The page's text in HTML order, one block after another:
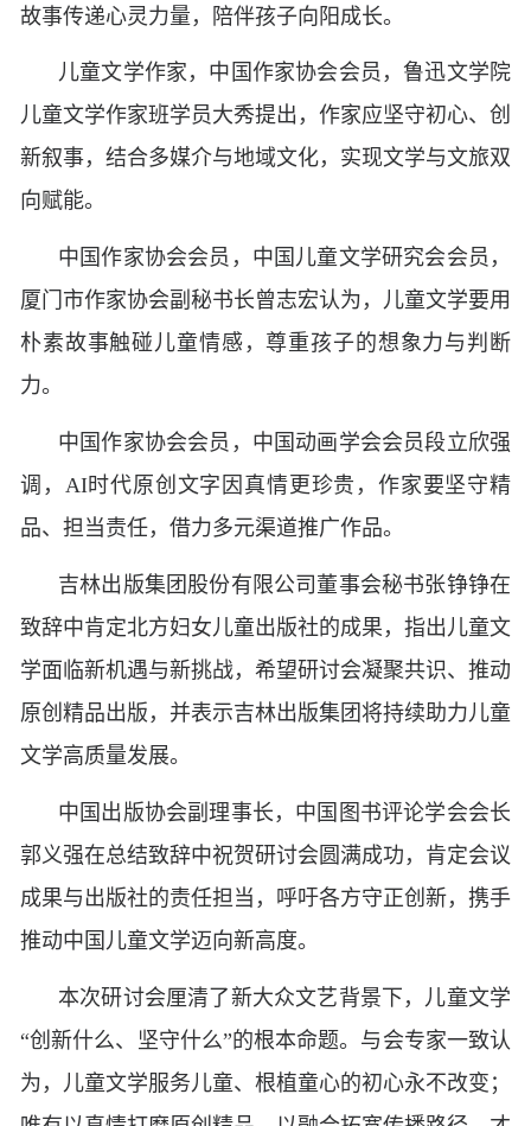
故事传递心灵力量，陪伴孩子向阳成长。
儿童文学作家，中国作家协会会员，鲁迅文学院
儿童文学作家班学员大秀提出，作家应坚守初心、创
新叙事，结合多媒介与地域文化，实现文学与文旅双
向赋能。
中国作家协会会员，中国儿童文学研究会会员，
厦门市作家协会副秘书长曾志宏认为，儿童文学要用
朴素故事触碰儿童情感，尊重孩子的想象力与判断
力。
中国作家协会会员，中国动画学会会员段立欣强
调，AI时代原创文字因真情更珍贵，作家要坚守精
品、担当责任，借力多元渠道推广作品。
吉林出版集团股份有限公司董事会秘书张铮铮在
致辞中肯定北方妇女儿童出版社的成果，指出儿童文
学面临新机遇与新挑战，希望研讨会凝聚共识、推动
原创精品出版，并表示吉林出版集团将持续助力儿童
文学高质量发展。
中国出版协会副理事长，中国图书评论学会会长
郭义强在总结致辞中祝贺研讨会圆满成功，肯定会议
成果与出版社的责任担当，呼吁各方守正创新，携手
推动中国儿童文学迈向新高度。
本次研讨会厘清了新大众文艺背景下，儿童文学
“创新什么、坚守什么”的根本命题。与会专家一致认
为，儿童文学服务儿童、根植童心的初心永不改变；